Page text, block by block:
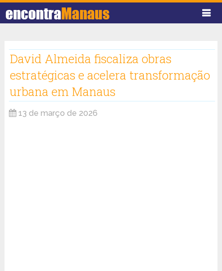
David Almeida fiscaliza obras
estratégicas e acelera transformação
urbana em Manaus
13 de março de 2026